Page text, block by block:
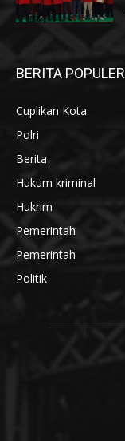
BERITA POPULER
Cuplikan Kota
Polri
Berita
Hukum kriminal
Hukrim
Pemerintah
Pemerintah
Politik